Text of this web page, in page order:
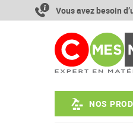
contenu
Vous avez besoin
NOS